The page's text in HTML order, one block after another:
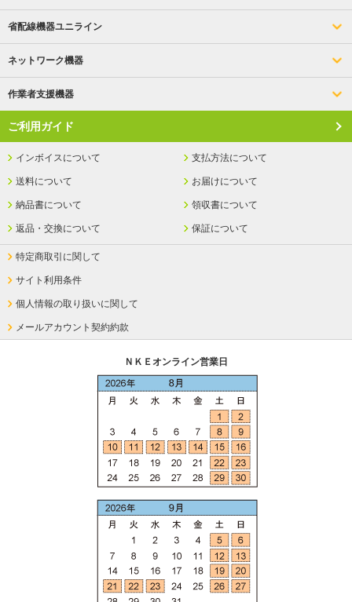
省配線機器ユニライン
ネットワーク機器
作業者支援機器
ご利用ガイド
インボイスについて 支払方法について
送料について お届けについて
納品書について 領収書について
返品・交換について 保証について
特定商取引に関して
サイト利用条件
個人情報の取り扱いに関して
メールアカウント契約約款
ＮＫＥオンライン営業日